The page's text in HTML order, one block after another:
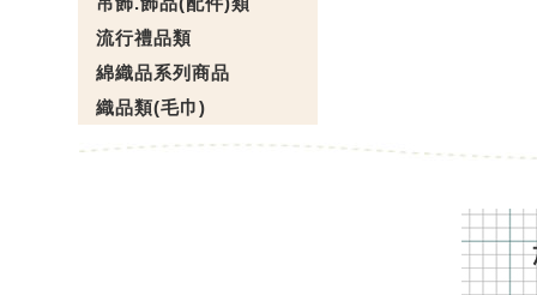
流行禮品類
綿織品系列商品
織品類(毛巾)